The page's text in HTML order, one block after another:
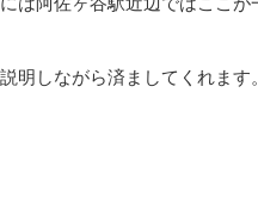
明しながら済ましてくれます。